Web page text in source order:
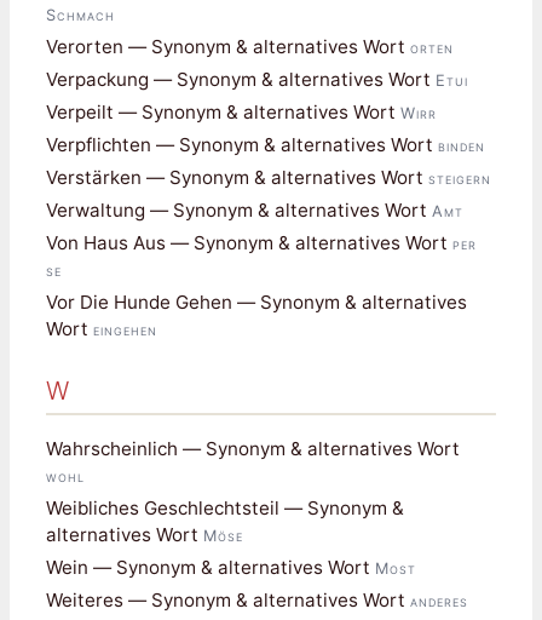
Schmach
Verorten — Synonym & alternatives Wort orten
Verpackung — Synonym & alternatives Wort Etui
Verpeilt — Synonym & alternatives Wort Wirr
Verpflichten — Synonym & alternatives Wort binden
Verstärken — Synonym & alternatives Wort steigern
Verwaltung — Synonym & alternatives Wort Amt
Von Haus Aus — Synonym & alternatives Wort per
se
Vor Die Hunde Gehen — Synonym & alternatives
Wort eingehen
W
Wahrscheinlich — Synonym & alternatives Wort
wohl
Weibliches Geschlechtsteil — Synonym &
alternatives Wort Möse
Wein — Synonym & alternatives Wort Most
Weiteres — Synonym & alternatives Wort anderes